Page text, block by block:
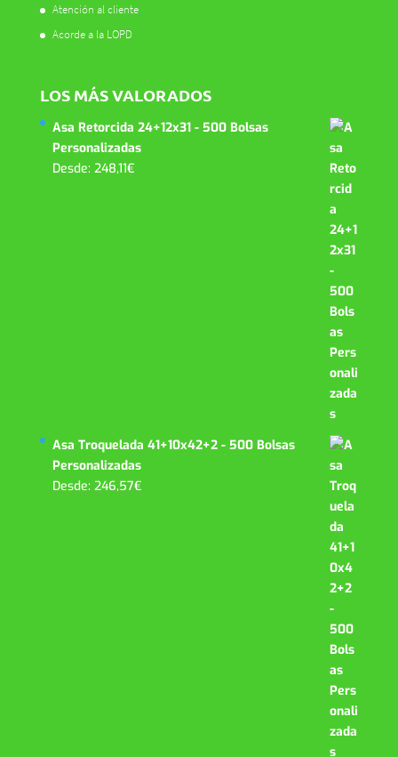
Atención al cliente
Acorde a la LOPD
LOS MÁS VALORADOS
Asa Retorcida 24+12x31 - 500 Bolsas
Personalizadas
Desde: 248,11€
Asa Troquelada 41+10x42+2 - 500 Bolsas
Personalizadas
Desde: 246,57€